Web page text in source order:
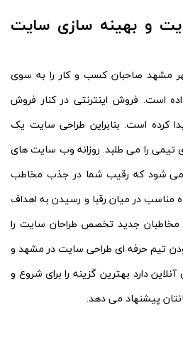
و بهینه سازی سایت
مشهد صاحبان کسب و کار را به سوی
است. فروش اینترنتی در کنار فروش
کرده است. بنابراین طراحی سایت یک
تیمی را می طلبد. روزانه وب سایت های
می شود که رقیب شما در جذب مخاطب
مناسب در میان رقبا و رسیدن به اهداف
جدید تخصص طراحان سایت را
تیم حرفه ای طراحی سایت در مشهد و
دارد بهترین گزینه را برای شروع و
پیشنهاد می دهد.